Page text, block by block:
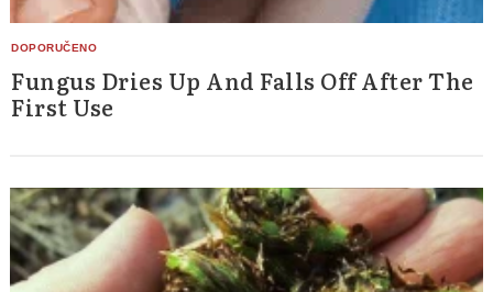
Fungus Dries Up And Falls Off After The
First Use